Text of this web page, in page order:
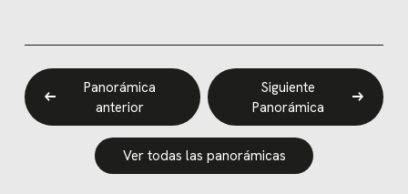
Panorámica
anterior
Siguiente
Panorámica
Ver todas las panorámicas